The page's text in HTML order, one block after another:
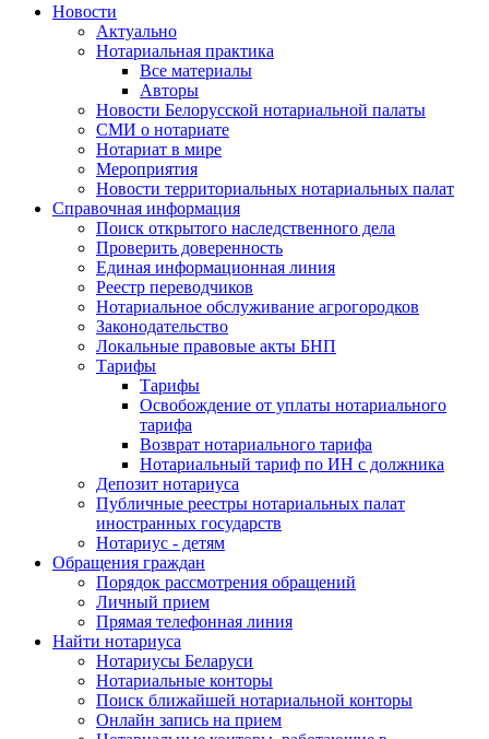
Новости
Актуально
Нотариальная практика
Все материалы
Авторы
Новости Белорусской нотариальной палаты
СМИ о нотариате
Нотариат в мире
Мероприятия
Новости территориальных нотариальных палат
Справочная информация
Поиск открытого наследственного дела
Проверить доверенность
Единая информационная линия
Реестр переводчиков
Нотариальное обслуживание агрогородков
Законодательство
Локальные правовые акты БНП
Тарифы
Тарифы
Освобождение от уплаты нотариального
тарифа
Возврат нотариального тарифа
Нотариальный тариф по ИН с должника
Депозит нотариуса
Публичные реестры нотариальных палат
иностранных государств
Нотариус - детям
Обращения граждан
Порядок рассмотрения обращений
Личный прием
Прямая телефонная линия
Найти нотариуса
Нотариусы Беларуси
Нотариальные конторы
Поиск ближайшей нотариальной конторы
Онлайн запись на прием